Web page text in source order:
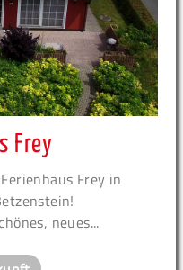
Frey
Frey in
neues...